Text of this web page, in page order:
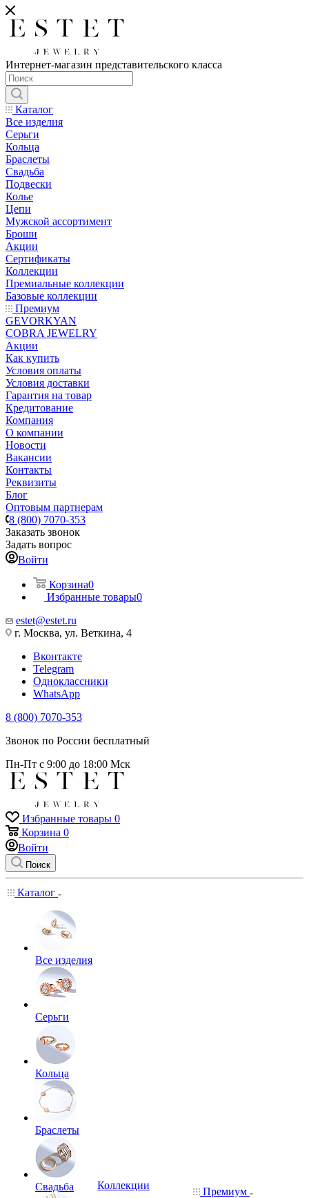
Интернет-магазин представительского класса
Каталог
Все изделия
Серьги
Кольца
Браслеты
Свадьба
Подвески
Колье
Цепи
Мужской ассортимент
Броши
Акции
Сертификаты
Коллекции
Премиальные коллекции
Базовые коллекции
Премиум
GEVORKYAN
COBRA JEWELRY
Акции
Как купить
Условия оплаты
Условия доставки
Гарантия на товар
Кредитование
Компания
О компании
Новости
Вакансии
Контакты
Реквизиты
Блог
Оптовым партнерам
8 (800) 7070-353
Заказать звонок
Задать вопрос
Войти
Корзина0
Избранные товары0
estet@estet.ru
г. Москва, ул. Веткина, 4
Вконтакте
Telegram
Одноклассники
WhatsApp
8 (800) 7070-353
Звонок по России бесплатный
Пн-Пт с 9:00 до 18:00 Мск
Избранные товары 0
Корзина 0
Войти
Поиск
Каталог
Все изделия
Серьги
Кольца
Браслеты
Свадьба
Коллекции
Премиум